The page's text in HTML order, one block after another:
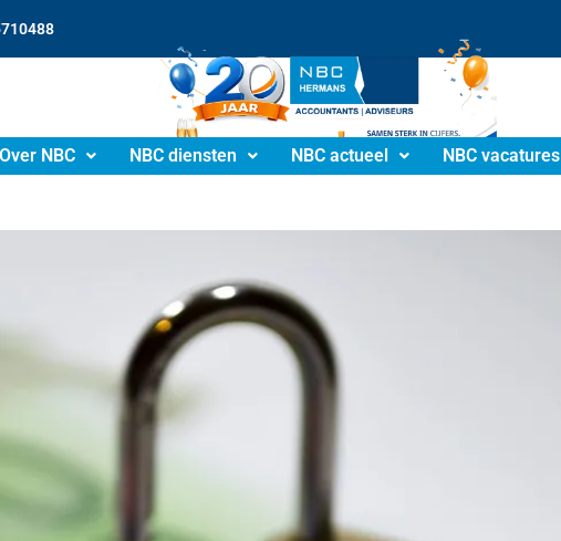
Over NBC NBC diensten NBC actueel NBC vacatures